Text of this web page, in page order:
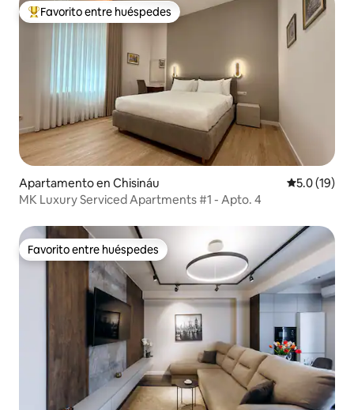
Favorito entre huéspedes preferido
Favorito entre huéspedes
Apartamento en Chisináu Calificación
5.0 (19)
MK Luxury Serviced Apartments #1 - Apto. 4
Favorito entre huéspedes
Favorito entre huéspedes